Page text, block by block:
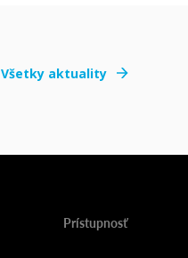
Všetky aktuality
Prístupnosť